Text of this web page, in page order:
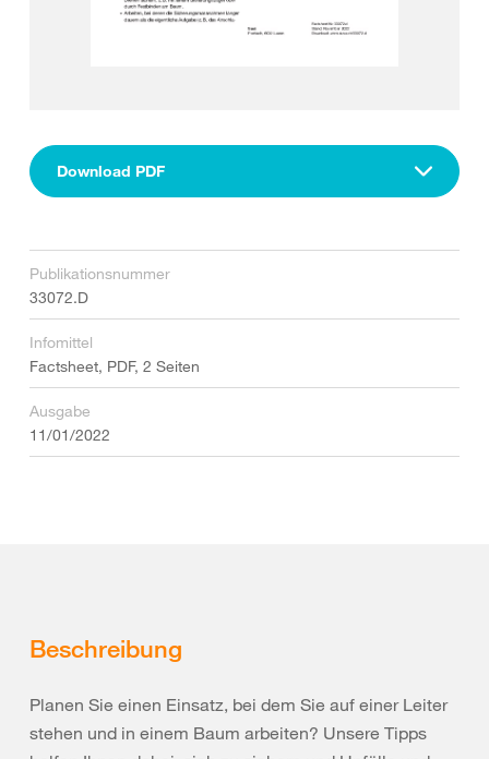
Download PDF
Publikationsnummer
33072.D
Infomittel
Factsheet, PDF, 2 Seiten
Ausgabe
11/01/2022
Beschreibung
Planen Sie einen Einsatz, bei dem Sie auf einer Leiter
stehen und in einem Baum arbeiten? Unsere Tipps